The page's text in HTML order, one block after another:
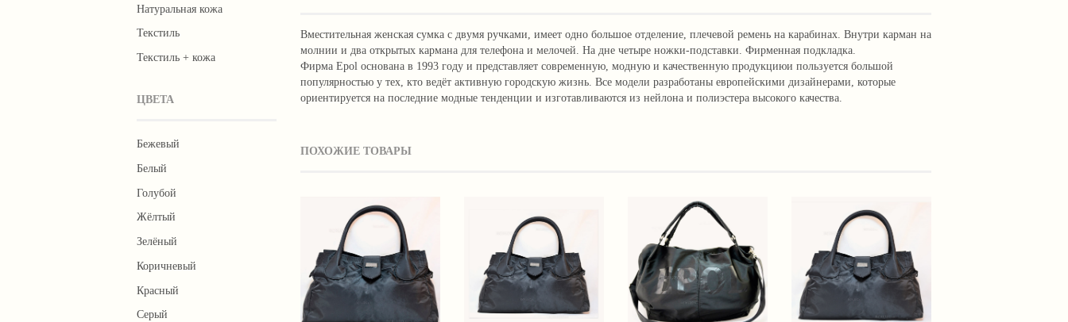
Натуральная кожа
Текстиль
Текстиль + кожа
ЦВЕТА
Бежевый
Белый
Голубой
Жёлтый
Зелёный
Коричневый
Красный
Серый
Вместительная женская сумка с двумя ручками, имеет одно большое отделение, плечевой ремень на карабинах. Внутри карман на
молнии и два открытых кармана для телефона и мелочей. На дне четыре ножки-подставки. Фирменная подкладка.
Фирма Epol основана в 1993 году и представляет современную, модную и качественную продукциюи пользуется большой
популярностью у тех, кто ведёт активную городскую жизнь. Все модели разработаны европейскими дизайнерами, которые
ориентируется на последние модные тенденции и изготавливаются из нейлона и полиэстера высокого качества.
ПОХОЖИЕ ТОВАРЫ